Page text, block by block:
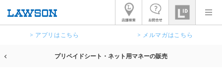
> アプリはこちら > メルマガはこちら
プリペイドシート・ネット用マネーの販売